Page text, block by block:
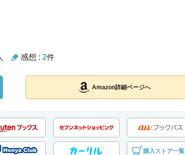
感想 : 2件
Amazon詳細ページへ
購入ストア一覧